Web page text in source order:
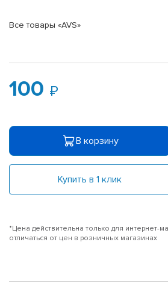
Все товары «AVS»
100
В корзину
Купить в 1 клик
*Цена действительна только для интернет-
отличаться от цен в розничных магазинах